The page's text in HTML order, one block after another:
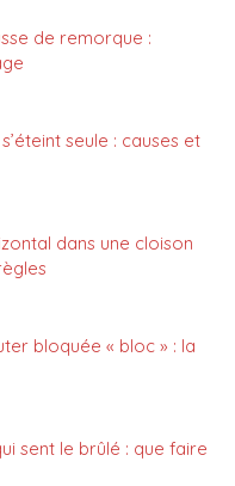
de remorque :
seule : causes et
dans une cloison
bloquée « bloc » : la
sent le brûlé : que faire